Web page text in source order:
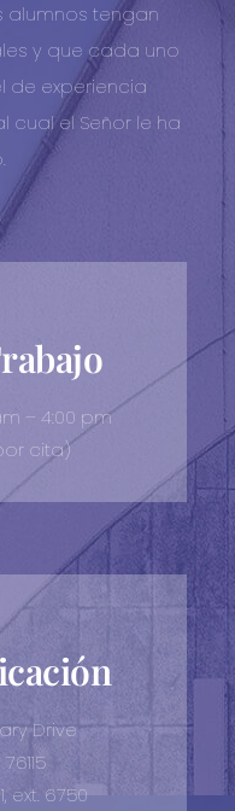
alumnos tengan
y que cada uno
de experiencia
el Señor le ha
– 4:00 pm
cita)
Drive
ext. 6750